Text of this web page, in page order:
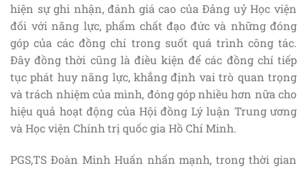
hiện sự ghi nhận, đánh giá cao của Đảng uỷ Học viện
đối với năng lực, phẩm chất đạo đức và những đóng
góp của các đồng chí trong suốt quá trình công tác.
Đây đồng thời cũng là điều kiện để các đồng chí tiếp
tục phát huy năng lực, khẳng định vai trò quan trọng
và trách nhiệm của mình, đóng góp nhiều hơn nữa cho
hiệu quả hoạt động của Hội đồng Lý luận Trung ương
và Học viện Chính trị quốc gia Hồ Chí Minh.
PGS,TS Đoàn Minh Huấn nhấn mạnh, trong thời gian